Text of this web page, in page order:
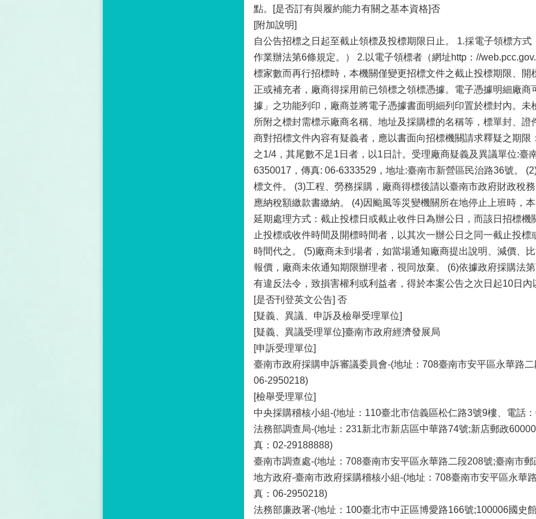
點。[是否訂有與履約能力有關之基本資格]否
[附加說明]
自公告招標之日起至截止領標及投標期限日止。 1.採電子領標方
作業辦法第6條規定。） 2.以電子領標者（網址http：//
標家數而再行招標時，本機關僅變更招標文件之截止投標期限、
正或補充者，廠商得採用前已領標之領標憑據。電子憑據明細廠
據」之功能列印，廠商並將電子憑據書面明細列印置於標封內。
所附之標封需標示廠商名稱、地址及採購標的名稱等，標單封、
商對招標文件內容有疑義者，應以書面向招標機關請求釋疑之期
之1/4，其尾數不足1日者，以1日計。受理廠商疑義及異議單位:臺
6350017，傳真: 06-6333529，地址:臺南市新營區民治路36號。
標文件。 (3)工程、勞務採購，廠商得標後請以臺南市政府財政稅
應納稅額繳款書繳納。 (4)因颱風等災變機關所在地停止上班時，
延期處理方式：截止投標日或截止收件日為辦公日，而該日招標
止投標或收件時間及開標時間者，以其次一辦公日之同一截止投
時間代之。 (5)廠商未到場者，如當場通知廠商提出說明、減價、
報價，廠商未依通知期限辦理者，視同放棄。 (6)依據政府採購法
有違反法令，致損害權利或利益者，得於本案公告之次日起10日
[是否刊登英文公告] 否
[疑義、異議、申訴及檢舉受理單位]
[疑義、異議受理單位]臺南市政府經濟發展局
[申訴受理單位]
臺南市政府採購申訴審議委員會-(地址：708臺南市安平區永華路
06-2950218)
[檢舉受理單位]
中央採購稽核小組-(地址：110臺北市信義區松仁路3號9樓、電話
法務部調查局-(地址：231新北市新店區中華路74號;新店郵政
真：02-29188888)
臺南市調查處-(地址：708臺南市安平區永華路二段208號;臺南市
地方政府-臺南市政府採購稽核小組-(地址：708臺南市安平區永華
真：06-2950218)
法務部廉政署-(地址：100臺北市中正區博愛路166號;100006國史